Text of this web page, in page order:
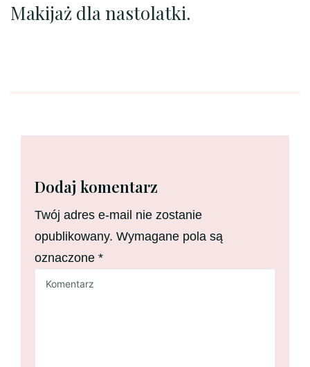
Makijaż dla nastolatki.
Dodaj komentarz
Twój adres e-mail nie zostanie
opublikowany. Wymagane pola są
oznaczone *